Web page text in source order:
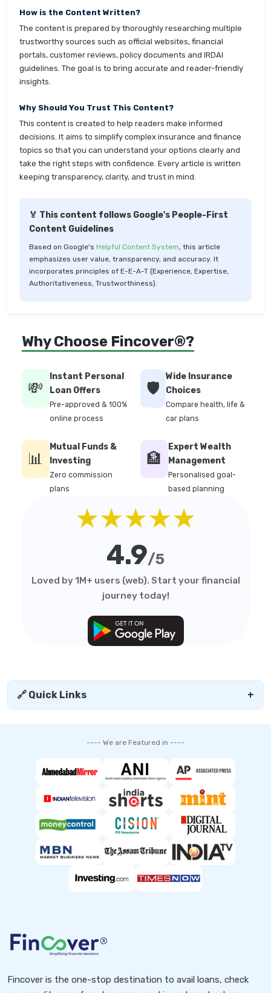
How is the Content Written?
The content is prepared by thoroughly researching multiple
trustworthy sources such as official websites, financial
portals, customer reviews, policy documents and IRDAI
guidelines. The goal is to bring accurate and reader-friendly
insights.
Why Should You Trust This Content?
This content is created to help readers make informed
decisions. It aims to simplify complex insurance and finance
topics so that you can understand your options clearly and
take the right steps with confidence. Every article is written
keeping transparency, clarity, and trust in mind.
🏅 This content follows Google's People-First
Content Guidelines
Based on Google's Helpful Content System, this article
emphasizes user value, transparency, and accuracy. It
incorporates principles of E-E-A-T (Experience, Expertise,
Authoritativeness, Trustworthiness).
Why Choose Fincover®?
💸
Instant Personal
Loan Offers
Pre-approved & 100%
online process
🛡️
Wide Insurance
Choices
Compare health, life &
car plans
📊
Mutual Funds &
Investing
Zero commission
plans
🏦
Expert Wealth
Management
Personalised goal-
based planning
★★★★★
4.9/5
Loved by 1M+ users (web). Start your financial
journey today!
🔗 Quick Links +
---- We are Featured in ----
Fincover is the one-stop destination to avail loans, check